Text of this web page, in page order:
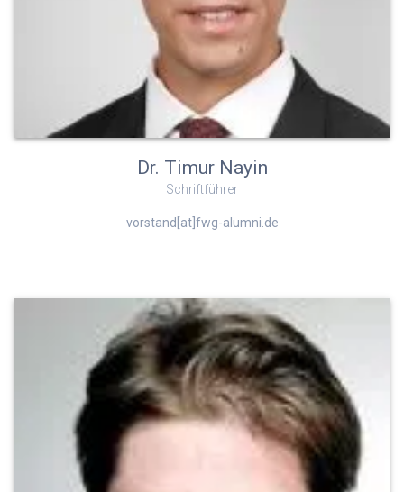
Dr. Timur Nayin
Schriftführer
vorstand[at]fwg-alumni.de